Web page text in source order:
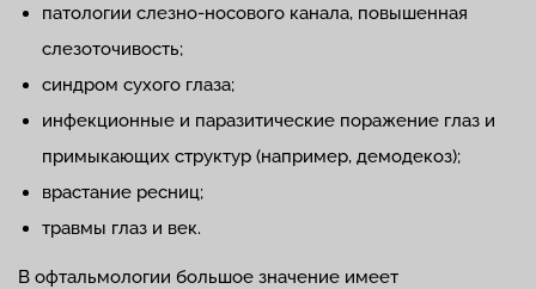
патологии слезно-носового канала, повышенная
слезоточивость;
синдром сухого глаза;
инфекционные и паразитические поражение глаз и
примыкающих структур (например, демодекоз);
врастание ресниц;
травмы глаз и век.
В офтальмологии большое значение имеет